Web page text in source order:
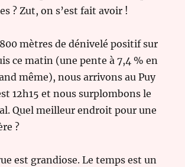
? Zut, on s’est fait avoir !
mètres de dénivelé positif sur
ce matin (une pente à 7,4 % en
même), nous arrivons au Puy
12h15 et nous surplombons le
Quel meilleur endroit pour une
?
est grandiose. Le temps est un